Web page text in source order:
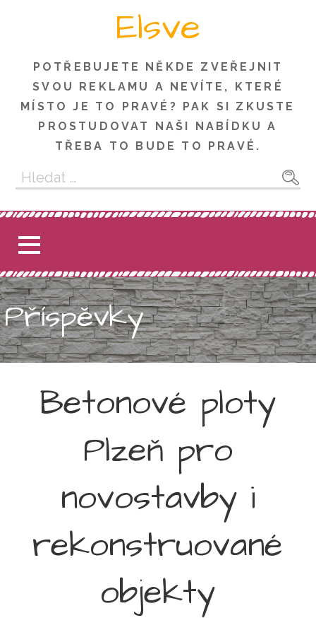
Elsve
POTŘEBUJETE NĚKDE ZVEŘEJNIT
SVOU REKLAMU A NEVÍTE, KTERÉ
MÍSTO JE TO PRAVÉ? PAK SI ZKUSTE
PROSTUDOVAT NAŠI NABÍDKU A
TŘEBA TO BUDE TO PRAVÉ.
Vyhledávání
Příspěvky
Betonové ploty
Plzeň pro
novostavby i
rekonstruované
objekty